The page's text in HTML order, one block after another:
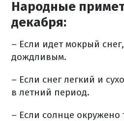
Народные
декабря:
– Если идет мокрый
дождливым.
– Если снег легкий и
в летний период.
– Если солнце окружено